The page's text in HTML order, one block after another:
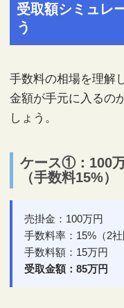
受取額シミュレ
う
手数料の相場を理解
金額が手元に入るの
しょう。
ケース①：100
（手数料15%）
売掛金：100万円
手数料率：15%（2社
手数料額：15万円
受取金額：85万円